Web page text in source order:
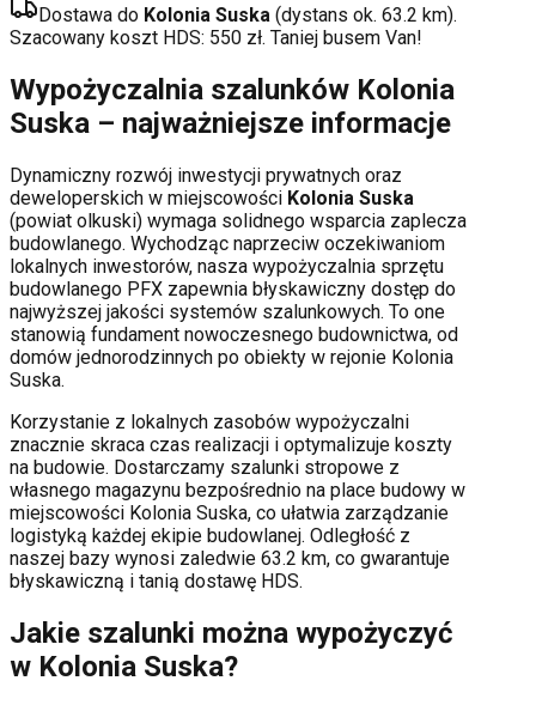
Dostawa do Kolonia Suska (dystans ok. 63.2 km).
Szacowany koszt HDS: 550 zł. Taniej busem Van!
Wypożyczalnia szalunków Kolonia
Suska – najważniejsze informacje
Dynamiczny rozwój inwestycji prywatnych oraz
deweloperskich w miejscowości Kolonia Suska
(powiat olkuski) wymaga solidnego wsparcia zaplecza
budowlanego. Wychodząc naprzeciw oczekiwaniom
lokalnych inwestorów, nasza wypożyczalnia sprzętu
budowlanego PFX zapewnia błyskawiczny dostęp do
najwyższej jakości systemów szalunkowych. To one
stanowią fundament nowoczesnego budownictwa, od
domów jednorodzinnych po obiekty w rejonie Kolonia
Suska.
Korzystanie z lokalnych zasobów wypożyczalni
znacznie skraca czas realizacji i optymalizuje koszty
na budowie. Dostarczamy szalunki stropowe z
własnego magazynu bezpośrednio na place budowy w
miejscowości Kolonia Suska, co ułatwia zarządzanie
logistyką każdej ekipie budowlanej. Odległość z
naszej bazy wynosi zaledwie 63.2 km, co gwarantuje
błyskawiczną i tanią dostawę HDS.
Jakie szalunki można wypożyczyć
w Kolonia Suska?